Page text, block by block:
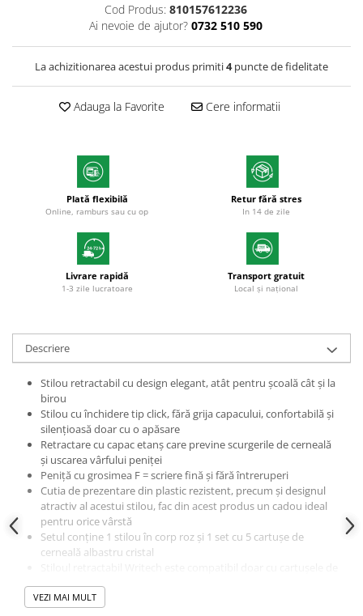
Mine pentru pixuri
Markere & Textmarkere
Markere acrilice
Markere tabla alba/whiteboard
Textmarkere
Markere cu vopsea
Hartie si produse din hartie
Hartie si carton pentru copiator
Hartie si cartoane colorate
Hartie pentru print digital
Hartie in formate mari
Hartie pentru ambalaj
Produse din hartie
Cuburi din hartie
Caiete pentru birou
Registre si repertoare
Etichete adezive
Plicuri
Role pentru case de marcat
Tipizate
Notesuri adezive
Blocnotes-uri
Bibliorafturi
Cod Produs: 810157612236
Ai nevoie de ajutor? 0732 510 590
La achizitionarea acestui produs primiti4puncte de fidelitate
Adauga la Favorite Cere informatii
Plată flexibilă
Online, ramburs sau cu op
Retur fără stres
In 14 de zile
Livrare rapidă
1-3 zile lucratoare
Transport gratuit
Local și național
Descriere
Stilou retractabil cu design elegant, atât pentru școală cât și la
birou
Stilou cu închidere tip click, fără grija capacului, confortabilă și
silențioasă doar cu o apăsare
Retractare cu capac etanș care previne scurgerile de cerneală
și uscarea vârfului peniței
Peniță cu grosimea F = scriere fină și fără întreruperi
Cutia de prezentare din plastic rezistent, precum și designul
atractiv al acestui stilou, fac din acest produs un cadou ideal
pentru orice vârstă
Setul conține 1 stilou în corp roz și 1 set cu 5 cartușe de
cerneală albastru cristal
Opțiuni diverse de culoare corp stilou, pentru toate gusturile:
VEZI MAI MULT